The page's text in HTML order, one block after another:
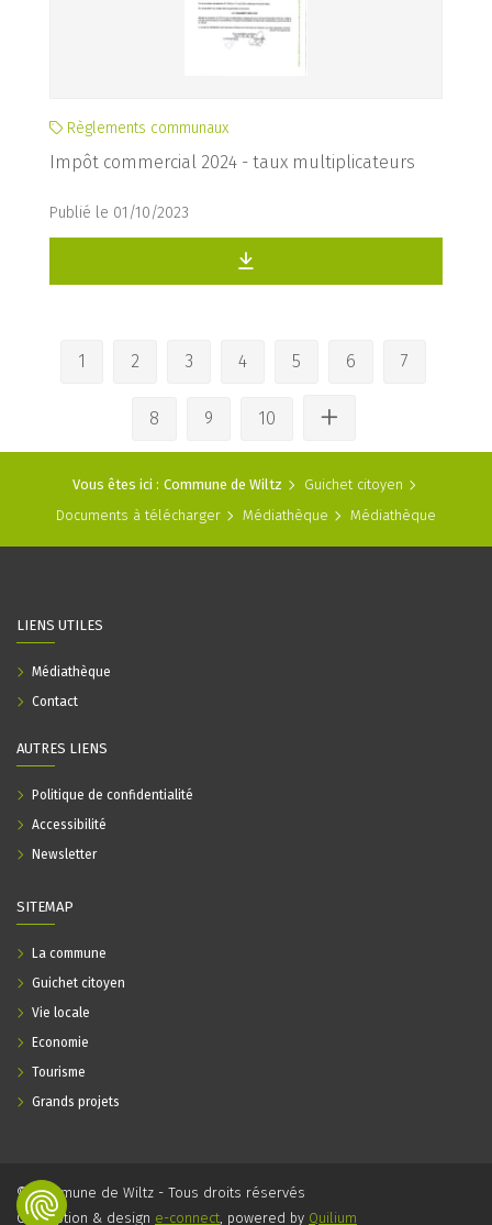
Règlements communaux
Impôt commercial 2024 - taux multiplicateurs
Publié le 01/10/2023
1 2 3 4 5 6 7
8 9 10
Vous êtes ici : Commune de Wiltz
Guichet citoyen
Documents à télécharger
Médiathèque Médiathèque
SITEMAP
La commune
Guichet citoyen
Vie locale
Economie
Tourisme
Grands projets
LIENS UTILES
Médiathèque
Contact
AUTRES LIENS
Politique de confidentialité
Accessibilité
Newsletter
© Commune de Wiltz - Tous droits réservés
Conception & design e-connect, powered by Quilium